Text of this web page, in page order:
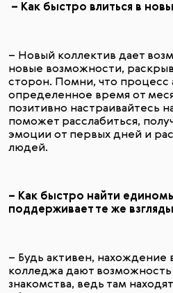
– Как быстро влиться в
– Новый коллектив дает
новые возможности,
сторон. Помни, что процесс
определенное время от
позитивно настраивайтесь
поможет расслабиться,
эмоции от первых дней и
людей.
– Как быстро найти
поддерживает те же
– Будь активен, нахождение
колледжа дают
знакомства, ведь там